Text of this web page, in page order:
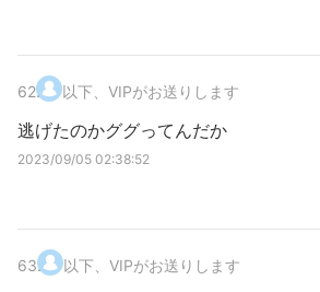
62. 以下、VIPがお送りします
逃げたのかググってんだか
2023/09/05 02:38:52
63. 以下、VIPがお送りします